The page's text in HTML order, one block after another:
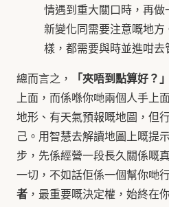
情遇到重大關口時，再做
新變化同需要注意嘅地方
樣，都需要與時並進咁去
總而言之， 「夾唔到點算好？」
上面，而係喺你哋兩個人手上
地形、有天氣預報嘅地圖，但
己。用智慧去解讀地圖上嘅提
步，先係經營一段長久關係嘅
一切，不如話佢係一個幫你哋
者 ，最重要嘅決定權，始終在